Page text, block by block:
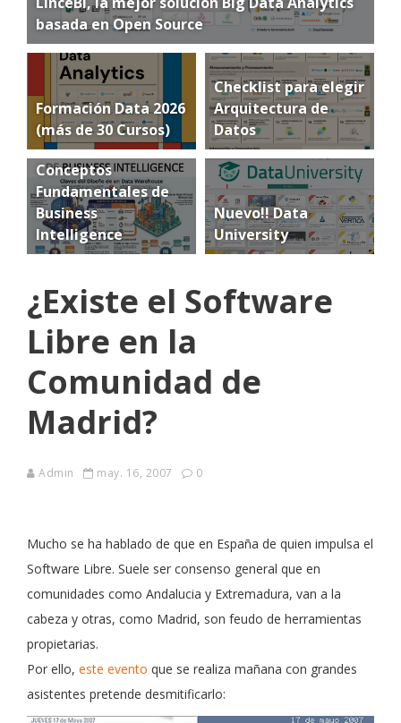
basada en Open Source
Formación Data 2026
(más de 30 Cursos)
Checklist para elegir
Arquitectura de
Datos
Conceptos
Fundamentales de
Business
Intelligence
Nuevo!! Data
University
¿Existe el Software
Libre en la
Comunidad de
Madrid?
Admin may. 16, 2007 0
Mucho se ha hablado de que en España de quien impulsa el
Software Libre. Suele ser consenso general que en
comunidades como Andalucia y Extremadura, van a la
cabeza y otras, como Madrid, son feudo de herramientas
propietarias.
Por ello, este evento que se realiza mañana con grandes
asistentes pretende desmitificarlo: